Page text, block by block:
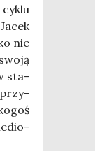
nie
sta­
przy­